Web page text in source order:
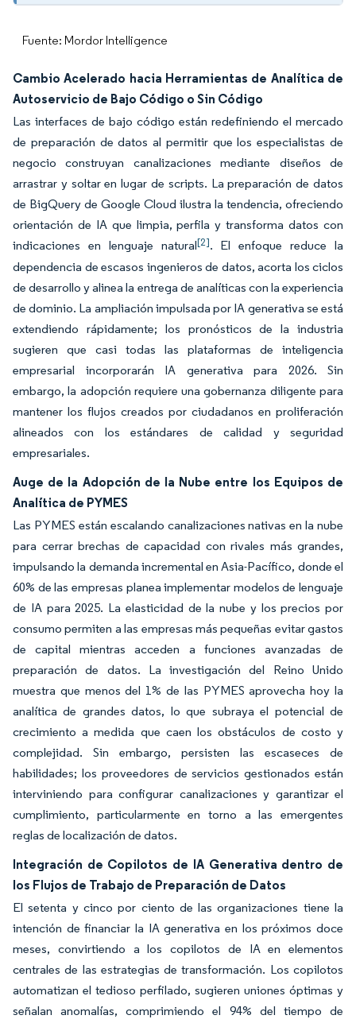
Fuente: Mordor Intelligence
Cambio Acelerado hacia Herramientas de Analítica de
Autoservicio de Bajo Código o Sin Código
Las interfaces de bajo código están redefiniendo el mercado
de preparación de datos al permitir que los especialistas de
negocio construyan canalizaciones mediante diseños de
arrastrar y soltar en lugar de scripts. La preparación de datos
de BigQuery de Google Cloud ilustra la tendencia, ofreciendo
orientación de IA que limpia, perfila y transforma datos con
indicaciones en lenguaje natural[2]. El enfoque reduce la
dependencia de escasos ingenieros de datos, acorta los ciclos
de desarrollo y alinea la entrega de analíticas con la experiencia
de dominio. La ampliación impulsada por IA generativa se está
extendiendo rápidamente; los pronósticos de la industria
sugieren que casi todas las plataformas de inteligencia
empresarial incorporarán IA generativa para 2026. Sin
embargo, la adopción requiere una gobernanza diligente para
mantener los flujos creados por ciudadanos en proliferación
alineados con los estándares de calidad y seguridad
empresariales.
Auge de la Adopción de la Nube entre los Equipos de
Analítica de PYMES
Las PYMES están escalando canalizaciones nativas en la nube
para cerrar brechas de capacidad con rivales más grandes,
impulsando la demanda incremental en Asia-Pacífico, donde el
60% de las empresas planea implementar modelos de lenguaje
de IA para 2025. La elasticidad de la nube y los precios por
consumo permiten a las empresas más pequeñas evitar gastos
de capital mientras acceden a funciones avanzadas de
preparación de datos. La investigación del Reino Unido
muestra que menos del 1% de las PYMES aprovecha hoy la
analítica de grandes datos, lo que subraya el potencial de
crecimiento a medida que caen los obstáculos de costo y
complejidad. Sin embargo, persisten las escaseces de
habilidades; los proveedores de servicios gestionados están
interviniendo para configurar canalizaciones y garantizar el
cumplimiento, particularmente en torno a las emergentes
reglas de localización de datos.
Integración de Copilotos de IA Generativa dentro de
los Flujos de Trabajo de Preparación de Datos
El setenta y cinco por ciento de las organizaciones tiene la
intención de financiar la IA generativa en los próximos doce
meses, convirtiendo a los copilotos de IA en elementos
centrales de las estrategias de transformación. Los copilotos
automatizan el tedioso perfilado, sugieren uniones óptimas y
señalan anomalías, comprimiendo el 94% del tiempo de